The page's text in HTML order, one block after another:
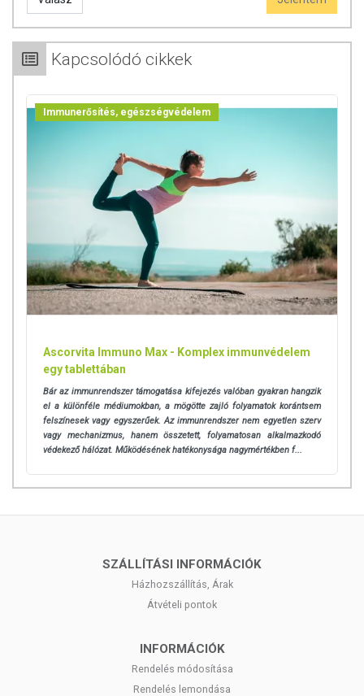
2x2 kapszula/nap, illetve igény és szükség esetén legfeljebb 3x2-3
Búzacsíra szárítmány, Brokkolicsíra szárítmány, Szőlő mag-héj
Cseresznyehéj szárítmány, Ribizli mag-héj szárítmány, Bodza héj
szárítmány, Szilva héj szárítmány, Almahéj szárítmány, Lucernacsíra
szárítmány, zselatin, színezék (titán-dioxid).
TOVÁBBI TUDNIVALÓK
Forgalmazó:Crystal Pharma Kft.
Az oldalunkon található adatokat folyamatosan frissítjük, és törekszünk
a naprakészségre. Szeretnénk azonban felhívni a figyelmet, hogy a
összetétel- és allergén információkat is) csupán tájékoztató jellegűek,
a tényleges értékek eltérhetnek az élelmiszerek természetéből
találja meg.
Az étrend-kiegészítők az érvényben levő európai uniós szabályozás
szerint élelmiszereknek minősülnek, amelyek a hagyományos étrend
kiegészítését szolgálják, és koncentrált formában tartalmaznak
tápanyagokat. Bár az étrend-kiegészítők kedvező élettani hatással
A termék nem helyettesíti a kiegyensúlyozott, vegyes étrendet és az
egészséges életmódot! A termék nem gyógyít betegségeket! A termék
használatát beszélje meg kezelőorvosával. Az ajánlott napi
összetevők bármelyikére érzékeny vagy allergiás! Kisgyermektől
Kapcsolódó cikkek
Immunerősítés, egészségvédelem
Ascorvita Immuno Max - Komplex immunvédelem
egy tablettában
Bár az immunrendszer támogatása kifejezés valóban gyakran hangzik
el a különféle médiumokban, a mögötte zajló folyamatok korántsem
felszínesek vagy egyszerűek. Az immunrendszer nem egyetlen szerv
vagy mechanizmus, hanem összetett, folyamatosan alkalmazkodó
védekező hálózat. Működésének hatékonysága nagymértékben f...
SZÁLLÍTÁSI INFORMÁCIÓK
Házhozszállítás, Árak
Átvételi pontok
INFORMÁCIÓK
Rendelés módosítása
Rendelés lemondása